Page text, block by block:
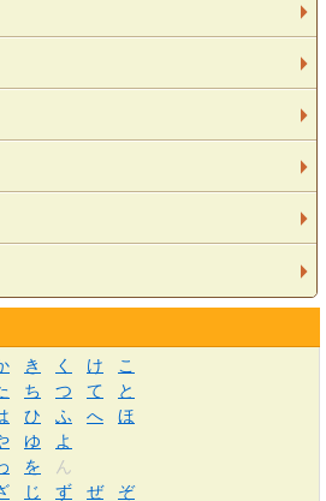
き く け
こ
ち つ て
と
ひ ふ へ
ほ
ゆ
よ
を
ん
じ ず ぜ ぞ